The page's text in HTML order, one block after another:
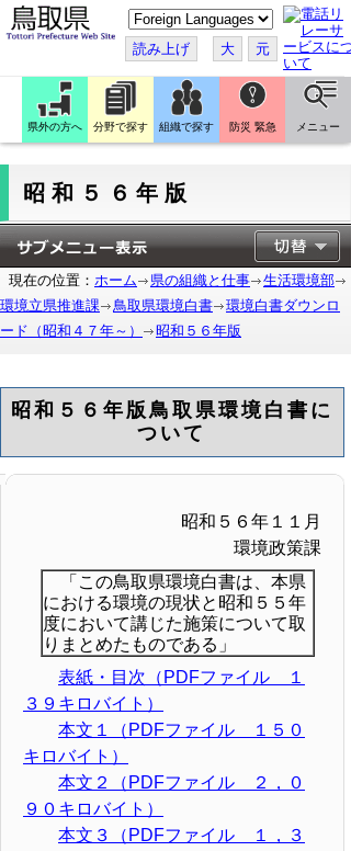
こ
の
ペ
ー
ジ
翻
訳
す
読み上げ 大 元
県外の方へ 分野で探す 組織で探す 防災 緊急 メニュー
昭和５６年版
現在の位置： ホーム 県の組織と仕事
生活環境部
環境立県推進課
鳥取県環境白書
環境白書ダウンロ
ード（昭和４７年～）
昭和５６年版
昭和５６年版鳥取県環境白書に
ついて
昭和５６年１１月
環境政策課
「この鳥取県環境白書は、本県
における環境の現状と昭和５５年
度において講じた施策について取
りまとめたものである」
表紙・目次（PDFファイル １
３９キロバイト）
本文１（PDFファイル １５０
キロバイト）
本文２（PDFファイル ２，０
９０キロバイト）
本文３（PDFファイル １，３